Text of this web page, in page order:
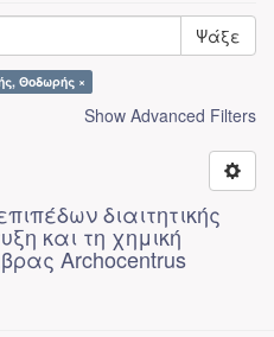
Ψάξε
Θοδωρής ×
Show Advanced Filters
διαιτητικής
και τη χημική
Archocentrus